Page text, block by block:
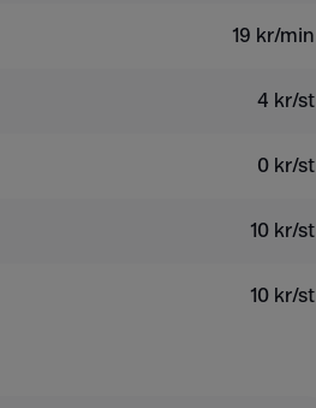
19 kr/min
4 kr/st
0 kr/st
10 kr/st
10 kr/st